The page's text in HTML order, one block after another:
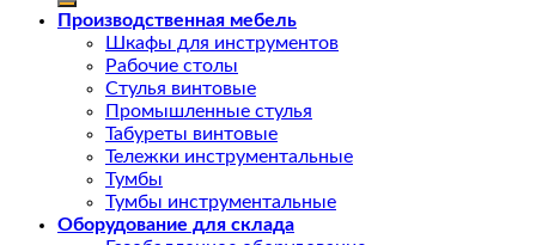
Производственная мебель
Шкафы для инструментов
Рабочие столы
Стулья винтовые
Промышленные стулья
Табуреты винтовые
Тележки инструментальные
Тумбы
Тумбы инструментальные
Оборудование для склада